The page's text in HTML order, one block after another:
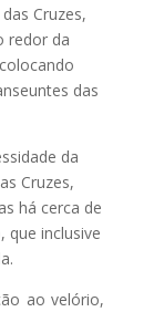
Cruzes,
redor da
das
da
Cruzes,
há cerca de
que inclusive
ao velório,